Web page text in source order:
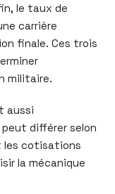
le taux de
carrière
finale. Ces trois
militaire.
aussi
différer selon
les cotisations
la mécanique